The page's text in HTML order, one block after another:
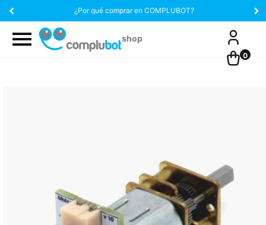
¿Por qué comprar en COMPLUBOT?
0